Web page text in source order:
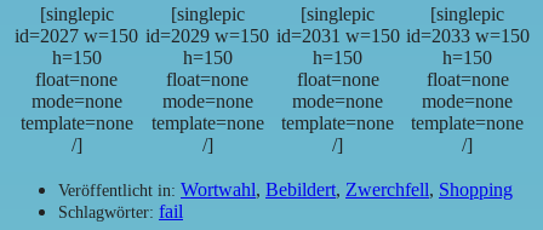
[singlepic
id=2027 w=150
h=150
float=none
mode=none
template=none
/]
[singlepic
id=2029 w=150
h=150
float=none
mode=none
template=none
/]
[singlepic
id=2031 w=150
h=150
float=none
mode=none
template=none
/]
[singlepic
id=2033 w=150
h=150
float=none
mode=none
template=none
/]
Veröffentlicht in: Wortwahl, Bebildert, Zwerchfell, Shopping
Schlagwörter: fail